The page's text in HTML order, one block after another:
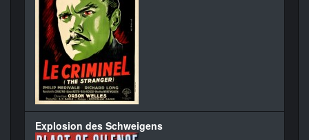
Explosion des Schweigens